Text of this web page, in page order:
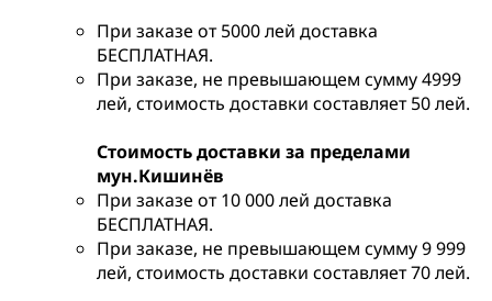
При заказе от 5000 лей доставка
БЕСПЛАТНАЯ.
При заказе, не превышающем сумму 4999
лей, стоимость доставки составляет 50 лей.
Стоимость доставки за пределами
мун.Кишинёв
При заказе от 10 000 лей доставка
БЕСПЛАТНАЯ.
При заказе, не превышающем сумму 9 999
лей, стоимость доставки составляет 70 лей.